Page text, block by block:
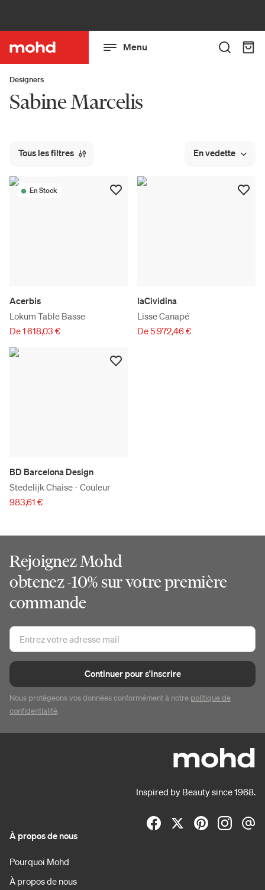
Menu
Designers
Sabine Marcelis
Tous les filtres En vedette
En Stock
Acerbis
Lokum Table Basse
De 1 618,03 €
laCividina
Lisse Canapé
De 5 972,46 €
BD Barcelona Design
Stedelijk Chaise - Couleur
983,61 €
Rejoignez Mohd
obtenez -10% sur votre première
commande
Continuer pour s'inscrire
Nous protégeons vos données conformément à notre politique de
confidentialité.
Inspired by Beauty since 1968.
À propos de nous
Pourquoi Mohd
À propos de nous